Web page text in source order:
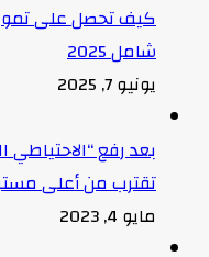
كيف تحصل على
شامل 2025
يونيو 7, 2025
بعد رفع “الاحتياطي
تقترب من أعلى
مايو 4, 2023